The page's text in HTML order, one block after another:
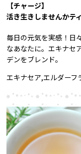
【チャージ】
活き生きしませんかテ
毎日の元気を実感！日
なあなたに。エキナセ
デンをブレンド。
エキナセア,エルダー